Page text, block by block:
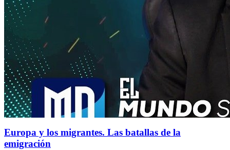
Europa y los migrantes. Las batallas de la
emigración